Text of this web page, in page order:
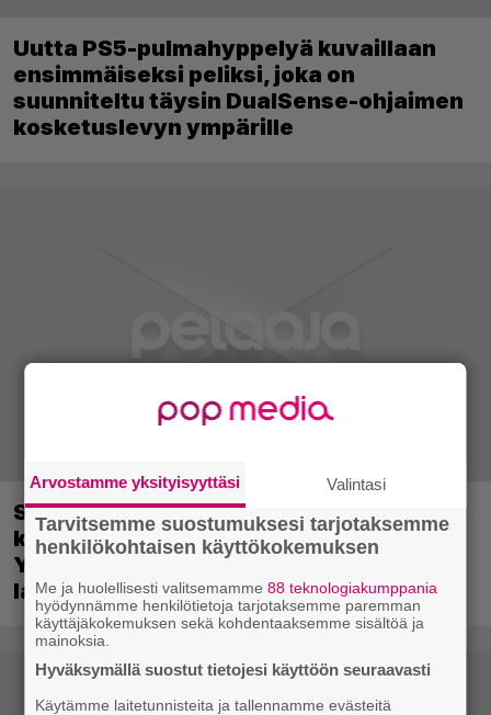
Uutta PS5-pulmahyppelyä kuvaillaan
ensimmäiseksi peliksi, joka on
suunniteltu täysin DualSense-ohjaimen
kosketuslevyn ympärille
Sony on keskustellut jälleenmyyjien
kanssa levyttömyyteen siirtymisestä –
Yhdysvalloissa pelejä myydään
latauskoodin sisältävissä koteloissa
Arvostamme yksityisyyttäsi Valintasi
Tarvitsemme suostumuksesi tarjotaksemme
henkilökohtaisen käyttökokemuksen
Me ja huolellisesti valitsemamme88 teknologiakumppania
hyödynnämme henkilötietoja tarjotaksemme paremman
käyttäjäkokemuksen sekä kohdentaaksemme sisältöä ja
mainoksia.
Hyväksymällä suostut tietojesi käyttöön seuraavasti
Käytämme laitetunnisteita ja tallennamme evästeitä